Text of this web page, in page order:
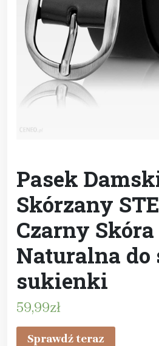
Pasek
Skórzany
Czarny Skóra
Naturalna do
sukienki
59,99zł
Sprawdź teraz